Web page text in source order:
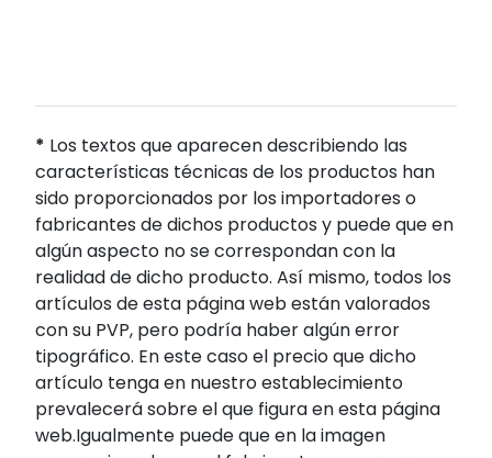
* Los textos que aparecen describiendo las
características técnicas de los productos han
sido proporcionados por los importadores o
fabricantes de dichos productos y puede que en
algún aspecto no se correspondan con la
realidad de dicho producto. Así mismo, todos los
artículos de esta página web están valorados
con su PVP, pero podría haber algún error
tipográfico. En este caso el precio que dicho
artículo tenga en nuestro establecimiento
prevalecerá sobre el que figura en esta página
web.Igualmente puede que en la imagen